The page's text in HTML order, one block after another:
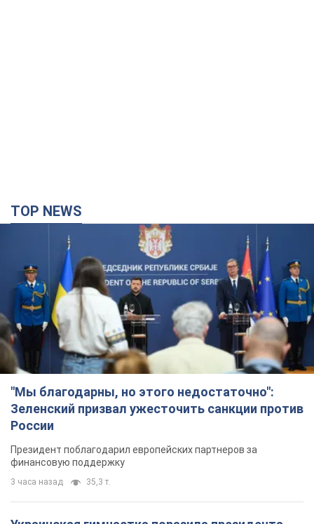
TOP NEWS
"Мы благодарны, но этого недостаточно":
Зеленский призвал ужесточить санкции против
России
Президент поблагодарил европейских партнеров за
финансовую поддержку
3 часа назад 35,3 т.